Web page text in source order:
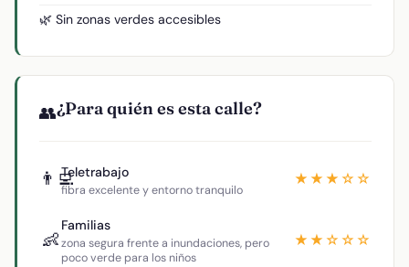
🌿 Sin zonas verdes accesibles
👥¿Para quién es esta calle?
👨‍💻Teletrabajo
fibra excelente y entorno tranquilo
★★★☆☆
👶
Familias
zona segura frente a inundaciones, pero
poco verde para los niños
★★☆☆☆